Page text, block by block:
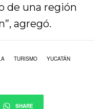
de una región
agregó.
TURISMO YUCATÁN
SHARE